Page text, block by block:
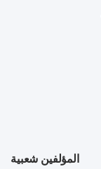
المؤلفين شعبية